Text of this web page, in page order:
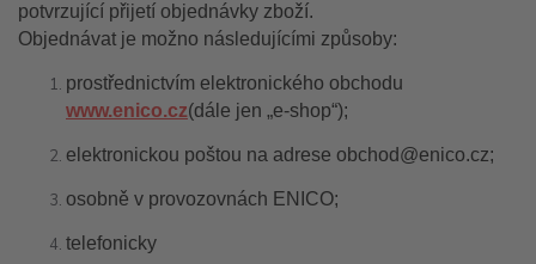
potvrzující přijetí objednávky zboží.
Objednávat je možno následujícími způsoby:
prostřednictvím elektronického obchodu
www.enico.cz(dále jen „e-shop“);
elektronickou poštou na adrese obchod@enico.cz;
osobně v provozovnách ENICO;
telefonicky